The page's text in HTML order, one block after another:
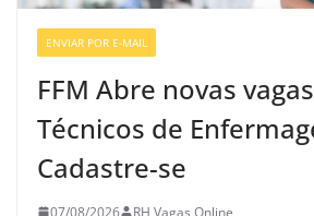
ENVIAR POR E-MAIL
FFM Abre novas
Técnicos de
Cadastre-se
07/08/2026 RH Vagas Online